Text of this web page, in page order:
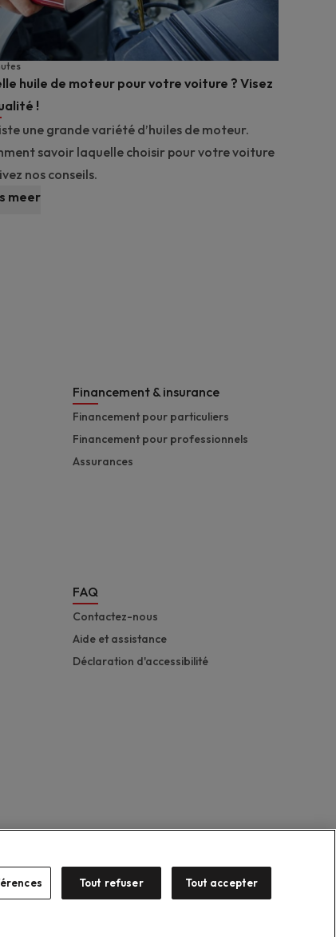
huile de moteur pour votre voiture ? Visez
!
une grande variété d’huiles de moteur.
savoir laquelle choisir pour votre voiture
nos conseils.
meer
Financement & insurance
Financement pour particuliers
Financement pour professionnels
Assurances
FAQ
Contactez-nous
Aide et assistance
Déclaration d'accessibilité
Suzuki 2026
Tout refuser Tout accepter